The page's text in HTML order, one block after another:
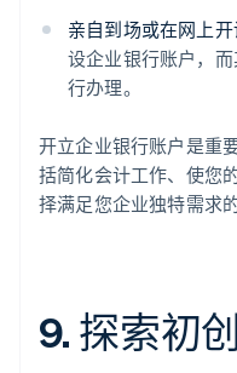
亲自到场或在网上开
设企业银行账户，
行办理。
开立企业银行账户是重
括简化会计工作、使您
择满足您企业独特需求
9. 探索初